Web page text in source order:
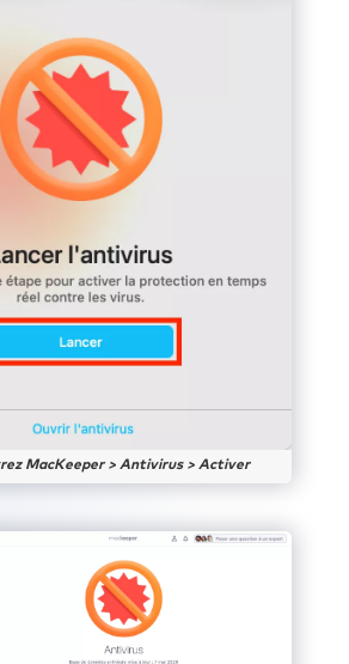
MacKeeper > Antivirus > Activer